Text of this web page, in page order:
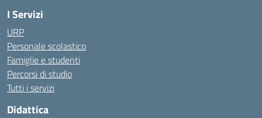
I Servizi
URP
Personale scolastico
Famiglie e studenti
Percorsi di studio
Tutti i servizi
Didattica